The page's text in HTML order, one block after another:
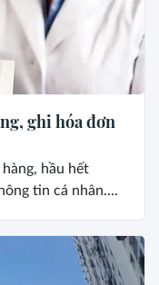
ghi hóa đơn
hầu hết
tin cá nhân....